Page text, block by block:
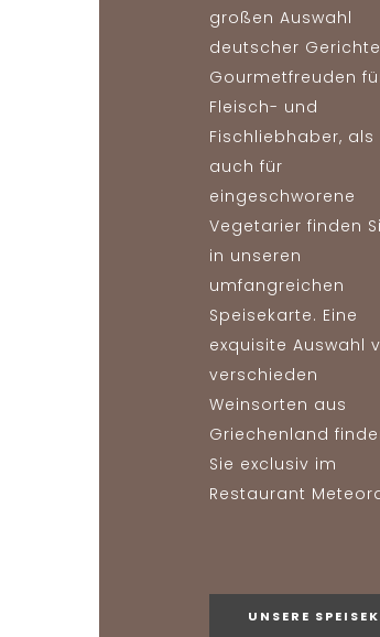
großen Auswahl
deutscher
Gourmetfreuden
Fleisch- und
Fischliebhaber, als
auch für
eingeschworene
Vegetarier finden
in unseren
umfangreichen
Speisekarte. Eine
exquisite Auswahl
verschieden
Weinsorten aus
Griechenland
Sie exclusiv im
Restaurant
UNSERE